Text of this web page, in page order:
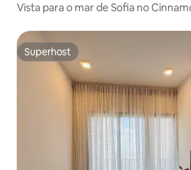
Vista para o mar de Sofia no
Superhost
Superhost